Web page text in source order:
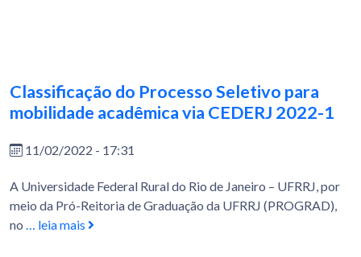
Classificação do Processo Seletivo para
mobilidade acadêmica via CEDERJ 2022-1
11/02/2022 - 17:31
A Universidade Federal Rural do Rio de Janeiro – UFRRJ, por
meio da Pró-Reitoria de Graduação da UFRRJ (PROGRAD),
no … leia mais